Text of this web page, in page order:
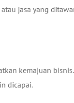
jasa yang
kemajuan bisnis.
dicapai.